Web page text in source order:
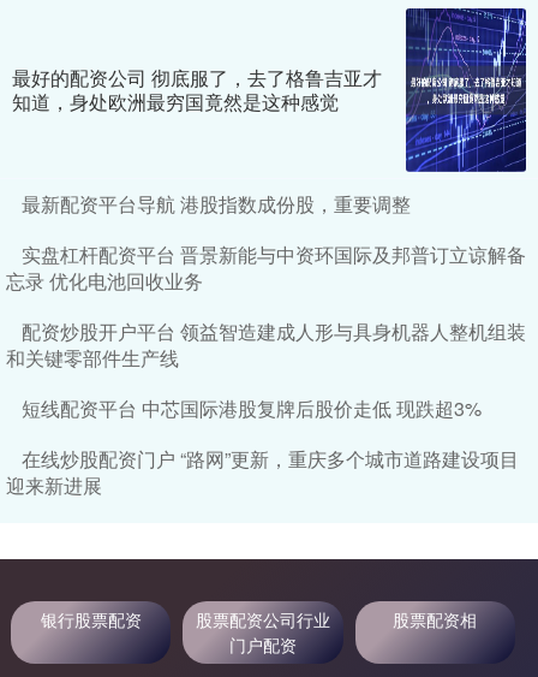
最好的配资公司 彻底服了，去了格鲁吉亚才
知道，身处欧洲最穷国竟然是这种感觉
最新配资平台导航 港股指数成份股，重要调整
实盘杠杆配资平台 晋景新能与中资环国际及邦普订立谅解备
忘录 优化电池回收业务
配资炒股开户平台 领益智造建成人形与具身机器人整机组装
和关键零部件生产线
短线配资平台 中芯国际港股复牌后股价走低 现跌超3%
在线炒股配资门户 “路网”更新，重庆多个城市道路建设项目
迎来新进展
银行股票配资
股票配资公司行业
门户配资
股票配资相